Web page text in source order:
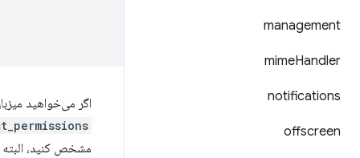
management
mimeHandler
notifications
offscreen
اگر می‌خواهید
مشخص کنید،